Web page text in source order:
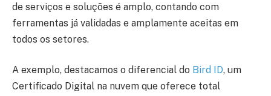
de serviços e soluções é amplo, contando com
ferramentas já validadas e amplamente aceitas em
todos os setores.
A exemplo, destacamos o diferencial do Bird ID, um
Certificado Digital na nuvem que oferece total